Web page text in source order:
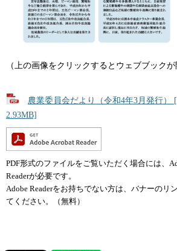
（上の画像をクリックするとウェブブックが
農業委員会だより（令和4年3月発行）
2.93MB]
PDF形式のファイルをご覧いただく場合には、
Readerが必要です。
Adobe Readerをお持ちでない方は、バナーのリ
てください。（無料）